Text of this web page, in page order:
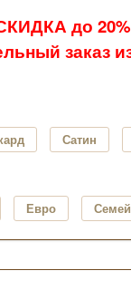
до
заказ
Сатин
Евро